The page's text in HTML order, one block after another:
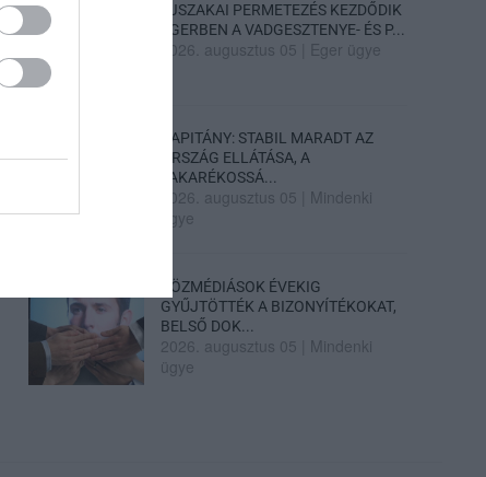
ÉJSZAKAI PERMETEZÉS KEZDŐDIK
EGERBEN A VADGESZTENYE- ÉS P...
2026. augusztus 05 Eger ügye
KAPITÁNY: STABIL MARADT AZ
ORSZÁG ELLÁTÁSA, A
TAKARÉKOSSÁ...
2026. augusztus 05
Mindenki
ügye
KÖZMÉDIÁSOK ÉVEKIG
GYŰJTÖTTÉK A BIZONYÍTÉKOKAT,
BELSŐ DOK...
2026. augusztus 05
Mindenki
ügye